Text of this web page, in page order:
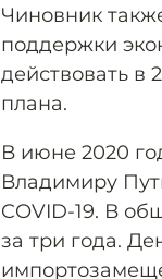
Чиновник
поддержки
действовать в
плана.
В июне 2020
Владимиру
COVID-19. В
за три года.